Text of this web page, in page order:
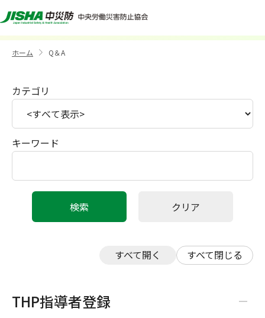
Q＆A
ホーム >Q＆A
カテゴリ
キーワード
すべて開く すべて閉じる
THP指導者登録